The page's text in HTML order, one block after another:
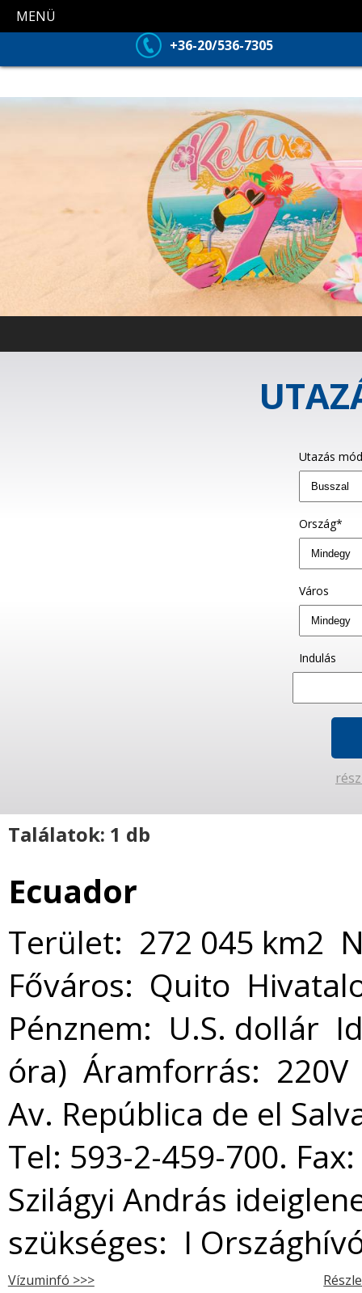
MENÜ
+36-20/536-7305
Utazás
Ország*
Város
Indulás
Találatok: 1 db
Ecuador
Terület: 272 045 km2
Főváros: Quito
Pénznem: U.S. dollár
óra) Áramforrás:
Av. República de el
Tel: 593-2-459-700.
Szilágyi András
szükséges: I
Vízuminfó >>>